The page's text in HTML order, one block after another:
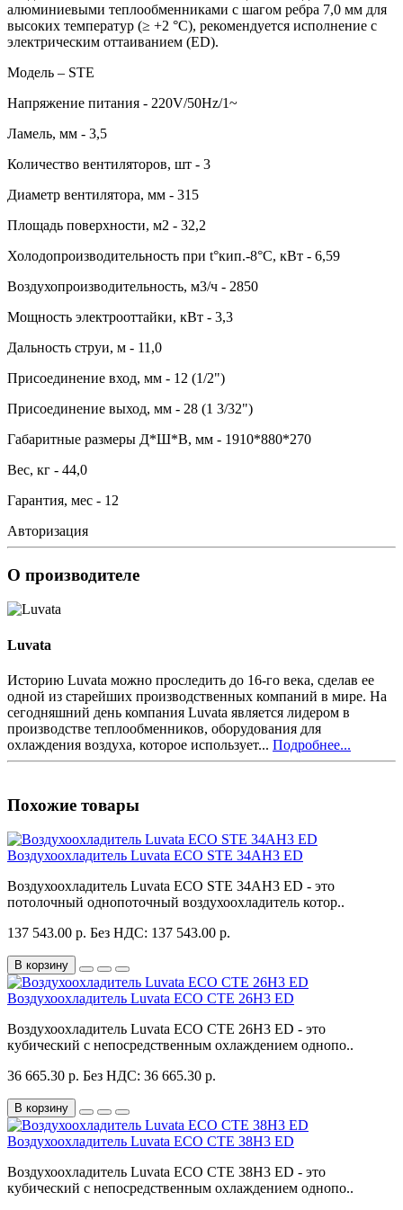
алюминиевыми теплообменниками с шагом ребра 7,0 мм для
высоких температур (≥ +2 °C), рекомендуется исполнение с
электрическим оттаиванием (ED).
Модель – STE
Напряжение питания - 220V/50Hz/1~
Ламель, мм - 3,5
Количество вентиляторов, шт - 3
Диаметр вентилятора, мм - 315
Площадь поверхности, м2 - 32,2
Холодопроизводительность при t°кип.-8°С, кВт - 6,59
Воздухопроизводительность, м3/ч - 2850
Мощность электрооттайки, кВт - 3,3
Дальность струи, м - 11,0
Присоединение вход, мм - 12 (1/2")
Присоединение выход, мм - 28 (1 3/32")
Габаритные размеры Д*Ш*В, мм - 1910*880*270
Вес, кг - 44,0
Гарантия, мес - 12
Авторизация
О производителе
Luvata
Историю Luvata можно проследить до 16-го века, сделав ее
одной из старейших производственных компаний в мире. На
сегодняшний день компания Luvata является лидером в
производстве теплообменников, оборудования для
охлаждения воздуха, которое использует... Подробнее...
Похожие товары
Воздухоохладитель Luvata ECO STE 34AH3 ED
Воздухоохладитель Luvata ECO STE 34AH3 ED - это
потолочный однопоточный воздухоохладитель котор..
137 543.00 р. Без НДС: 137 543.00 р.
В корзину
Воздухоохладитель Luvata ECO CTE 26H3 ED
Воздухоохладитель Luvata ECO CTE 26H3 ED - это
кубический с непосредственным охлаждением однопо..
36 665.30 р. Без НДС: 36 665.30 р.
В корзину
Воздухоохладитель Luvata ECO CTE 38H3 ED
Воздухоохладитель Luvata ECO CTE 38H3 ED - это
кубический с непосредственным охлаждением однопо..